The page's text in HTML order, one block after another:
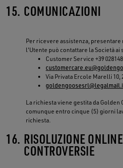
15. COMUNICAZIONI
Per ricevere assistenza,
l'Utente può contattare la Società ai
Customer Service +39
Via Privata Ercole Marelli 10,
La richiesta viene gestita da Golden
comunque entro cinque (5) giorni
richiesta.
16. RISOLUZIONE
CONTROVERSIE